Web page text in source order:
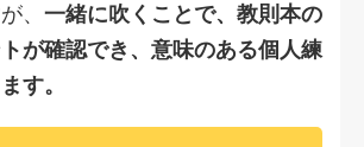
、 一緒に吹くことで、教則本の
が確認でき、意味のある個人練
す。